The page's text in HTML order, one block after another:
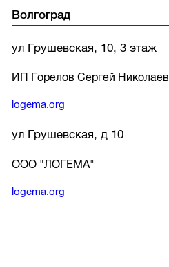
ул Грушевская, 10, 3 этаж
ИП Горелов Сергей
logema.org
ул Грушевская, д 10
ООО "ЛОГЕМА"
logema.org